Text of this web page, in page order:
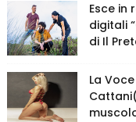
Esce
digitali
di Il
La